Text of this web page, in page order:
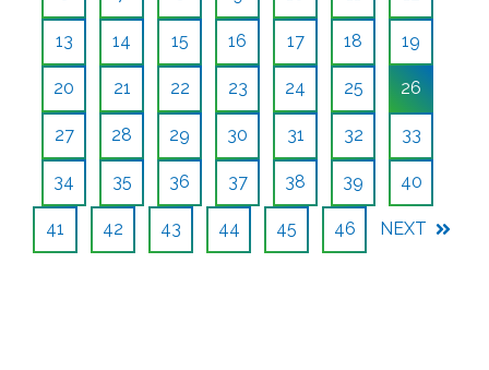
13 14 15 16 17 18 19
20 21 22 23 24 25 26
27 28 29 30 31 32 33
34 35 36 37 38 39 40
41 42 43 44 45 46 NEXT